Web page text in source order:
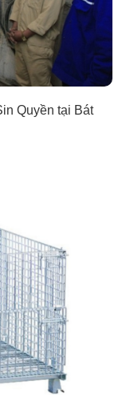
Quyền tại Bát